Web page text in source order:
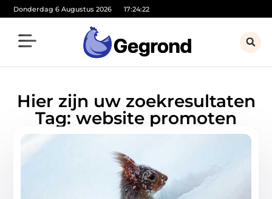
Donderdag 6 Augustus 2026 17:24:22
Hier zijn uw zoekresultaten
Tag: website promoten